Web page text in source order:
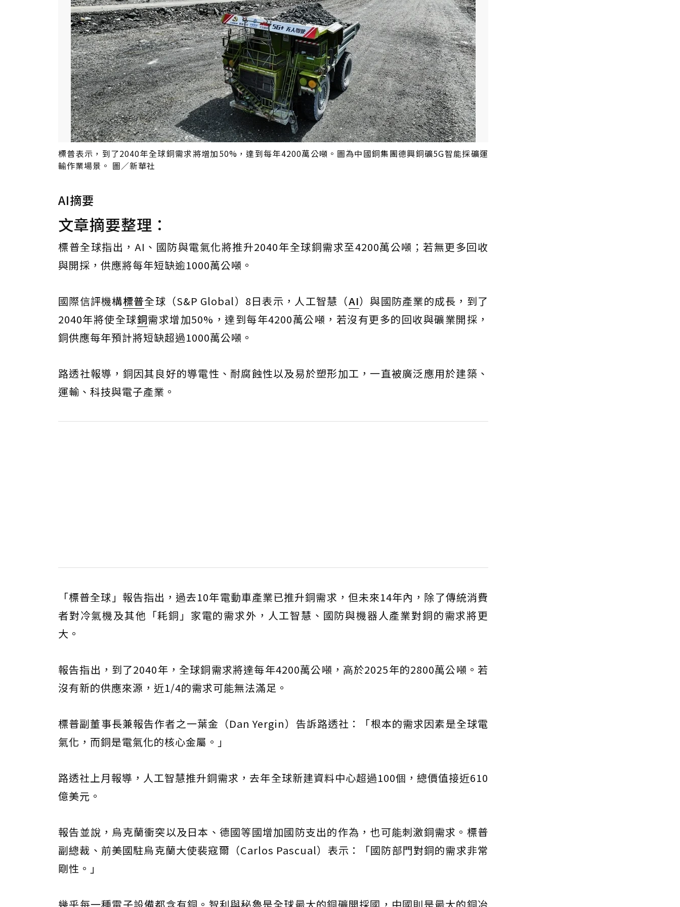
標普表示，到了2040年全球銅需求將增加50%，達到每年4200萬公噸。圖為中國銅集團德興銅礦5G智能採礦運
輸作業場景。 圖／新華社
AI摘要
文章摘要整理：
標普全球指出，AI、國防與電氣化將推升2040年全球銅需求至4200萬公噸；若無更多回收
與開採，供應將每年短缺逾1000萬公噸。
國際信評機構標普全球（S&P Global）8日表示，人工智慧（AI）與國防產業的成長，到了
2040年將使全球銅需求增加50%，達到每年4200萬公噸，若沒有更多的回收與礦業開採，
銅供應每年預計將短缺超過1000萬公噸。
路透社報導，銅因其良好的導電性、耐腐蝕性以及易於塑形加工，一直被廣泛應用於建築、
運輸、科技與電子產業。
「標普全球」報告指出，過去10年電動車產業已推升銅需求，但未來14年內，除了傳統消費
者對冷氣機及其他「耗銅」家電的需求外，人工智慧、國防與機器人產業對銅的需求將更
大。
報告指出，到了2040年，全球銅需求將達每年4200萬公噸，高於2025年的2800萬公噸。若
沒有新的供應來源，近1/4的需求可能無法滿足。
標普副董事長兼報告作者之一葉金（Dan Yergin）告訴路透社：「根本的需求因素是全球電
氣化，而銅是電氣化的核心金屬。」
路透社上月報導，人工智慧推升銅需求，去年全球新建資料中心超過100個，總價值接近610
億美元。
報告並說，烏克蘭衝突以及日本、德國等國增加國防支出的作為，也可能刺激銅需求。標普
副總裁、前美國駐烏克蘭大使裴寇爾（Carlos Pascual）表示：「國防部門對銅的需求非常
剛性。」